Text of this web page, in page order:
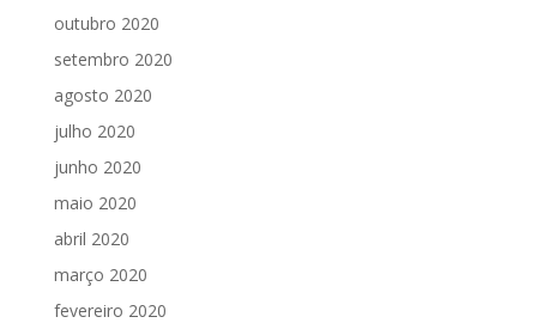
outubro 2020
setembro 2020
agosto 2020
julho 2020
junho 2020
maio 2020
abril 2020
março 2020
fevereiro 2020